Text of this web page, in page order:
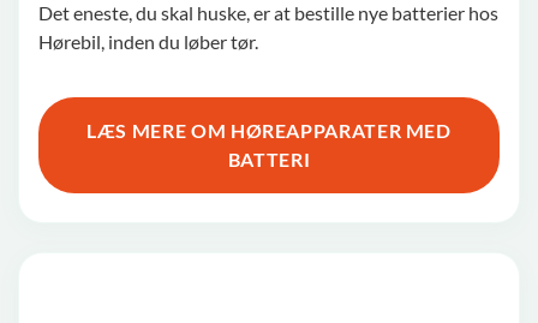
Det eneste, du skal huske, er at bestille nye batterier hos
Hørebil, inden du løber tør.
LÆS MERE OM HØREAPPARATER MED
BATTERI